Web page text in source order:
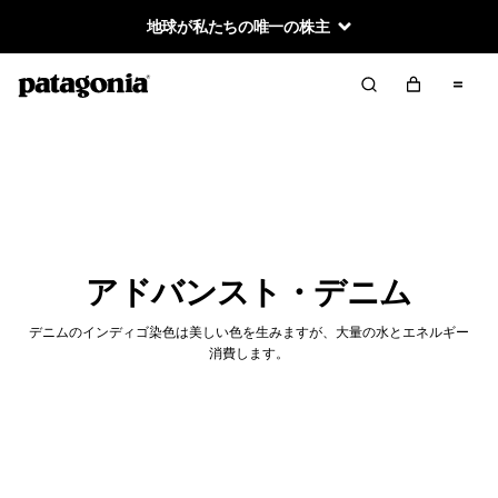
地球が私たちの唯一の株主
アドバンスト・デニム
デニムのインディゴ染色は美しい色を生みますが、大量の水とエネルギー
消費します。